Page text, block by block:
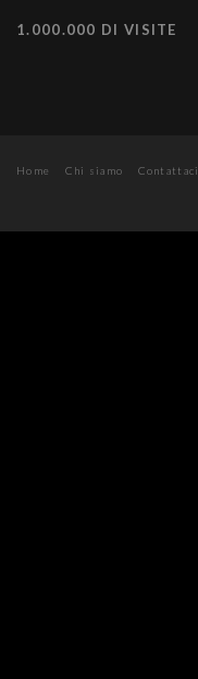
1.000.000 DI VISITE
Home Chi siamo Contattaci